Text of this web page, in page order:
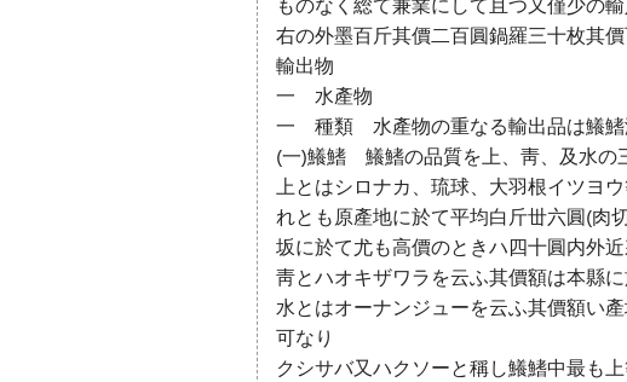
ものなく総て兼業にして且つ又僅少の
右の外墨百斤其價二百圓鍋羅三十枚其
輸出物
一 水產物
一 種類 水產物の重なる輸出品は鱶鰭
(一)鱶鰭 鱶鰭の品質を上、靑、及水の
上とはシロナカ、琉球、大羽根イツヨ
れとも原產地に於て平均白斤丗六圓(肉
坂に於て尤も高價のときハ四十圓内外
靑とハオキザワラを云ふ其價額は本縣
水とはオーナンジューを云ふ其價額い
可なり
クシサバ又ハクソーと稱し鱶鰭中最も